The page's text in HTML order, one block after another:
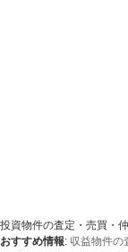
投資物件の査定・売買・
おすすめ情報: 収益物件の